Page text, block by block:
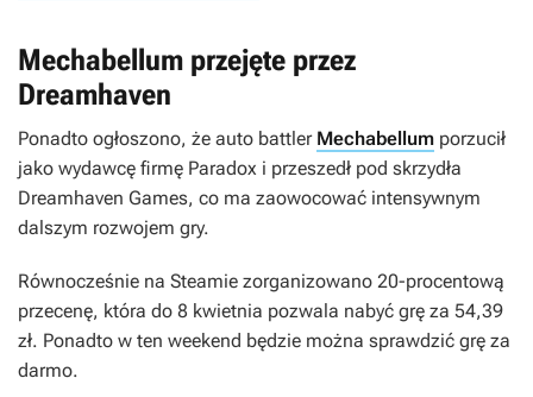
Mechabellum przejęte przez
Dreamhaven
Ponadto ogłoszono, że auto battler Mechabellum porzucił
jako wydawcę firmę Paradox i przeszedł pod skrzydła
Dreamhaven Games, co ma zaowocować intensywnym
dalszym rozwojem gry.
Równocześnie na Steamie zorganizowano 20-procentową
przecenę, która do 8 kwietnia pozwala nabyć grę za 54,39
zł. Ponadto w ten weekend będzie można sprawdzić grę za
darmo.